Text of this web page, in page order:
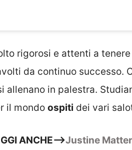
rigorosi e attenti a
da continuo successo.
allenano in palestra.
il mondo ospiti dei vari
ANCHE–>Justine